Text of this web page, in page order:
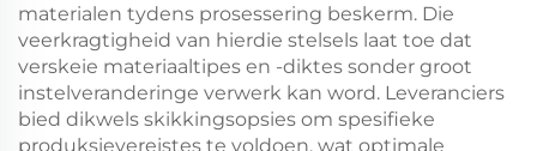
materialen tydens prosessering beskerm. Die
veerkragtigheid van hierdie stelsels laat toe dat
verskeie materiaaltipes en -diktes sonder groot
instelveranderinge verwerk kan word. Leveranciers
bied dikwels skikkingsopsies om spesifieke
produksievereistes te voldoen, wat optimale